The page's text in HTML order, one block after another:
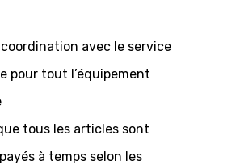
avec le service
pour tout l’équipement
tous les articles sont
à temps selon les